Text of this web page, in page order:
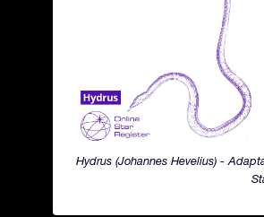
Hydrus (Johannes Hevelius) -